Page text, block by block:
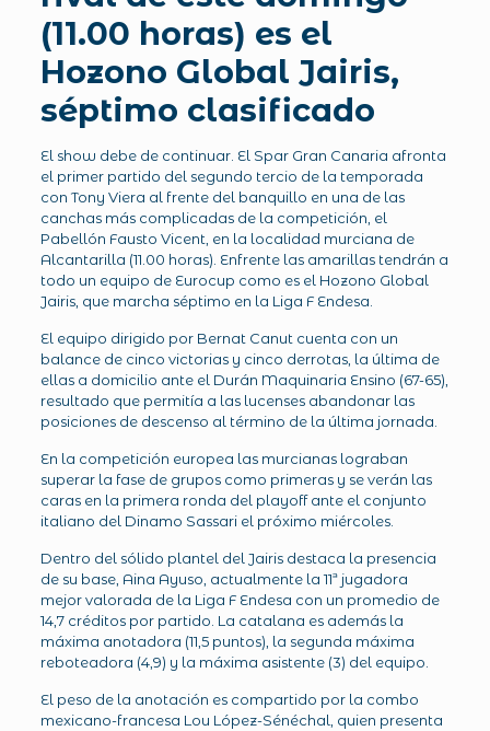
(11.00 horas) es el
Hozono Global Jairis,
séptimo clasificado
El show debe de continuar. El Spar Gran Canaria afronta
el primer partido del segundo tercio de la temporada
con Tony Viera al frente del banquillo en una de las
canchas más complicadas de la competición, el
Pabellón Fausto Vicent, en la localidad murciana de
Alcantarilla (11.00 horas). Enfrente las amarillas tendrán a
todo un equipo de Eurocup como es el Hozono Global
Jairis, que marcha séptimo en la Liga F Endesa.
El equipo dirigido por Bernat Canut cuenta con un
balance de cinco victorias y cinco derrotas, la última de
ellas a domicilio ante el Durán Maquinaria Ensino (67-65),
resultado que permitía a las lucenses abandonar las
posiciones de descenso al término de la última jornada.
En la competición europea las murcianas lograban
superar la fase de grupos como primeras y se verán las
caras en la primera ronda del playoff ante el conjunto
italiano del Dinamo Sassari el próximo miércoles.
Dentro del sólido plantel del Jairis destaca la presencia
de su base, Aina Ayuso, actualmente la 11ª jugadora
mejor valorada de la Liga F Endesa con un promedio de
14,7 créditos por partido. La catalana es además la
máxima anotadora (11,5 puntos), la segunda máxima
reboteadora (4,9) y la máxima asistente (3) del equipo.
El peso de la anotación es compartido por la combo
mexicano-francesa Lou López-Sénéchal, quien presenta